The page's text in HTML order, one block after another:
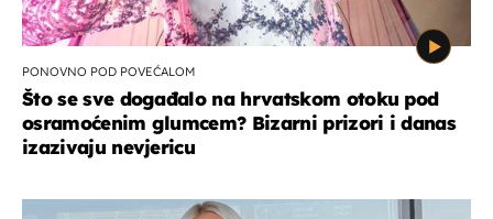
PONOVNO POD POVEĆALOM
Što se sve događalo na hrvatskom otoku pod
osramoćenim glumcem? Bizarni prizori i danas
izazivaju nevjericu